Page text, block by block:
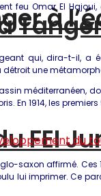
FEI
à
feu Omar El
qui, dira-t-il, a
détroit une
méditerranéen,
En 1914, les
saxon affirmé.
lui imprimer. Ce